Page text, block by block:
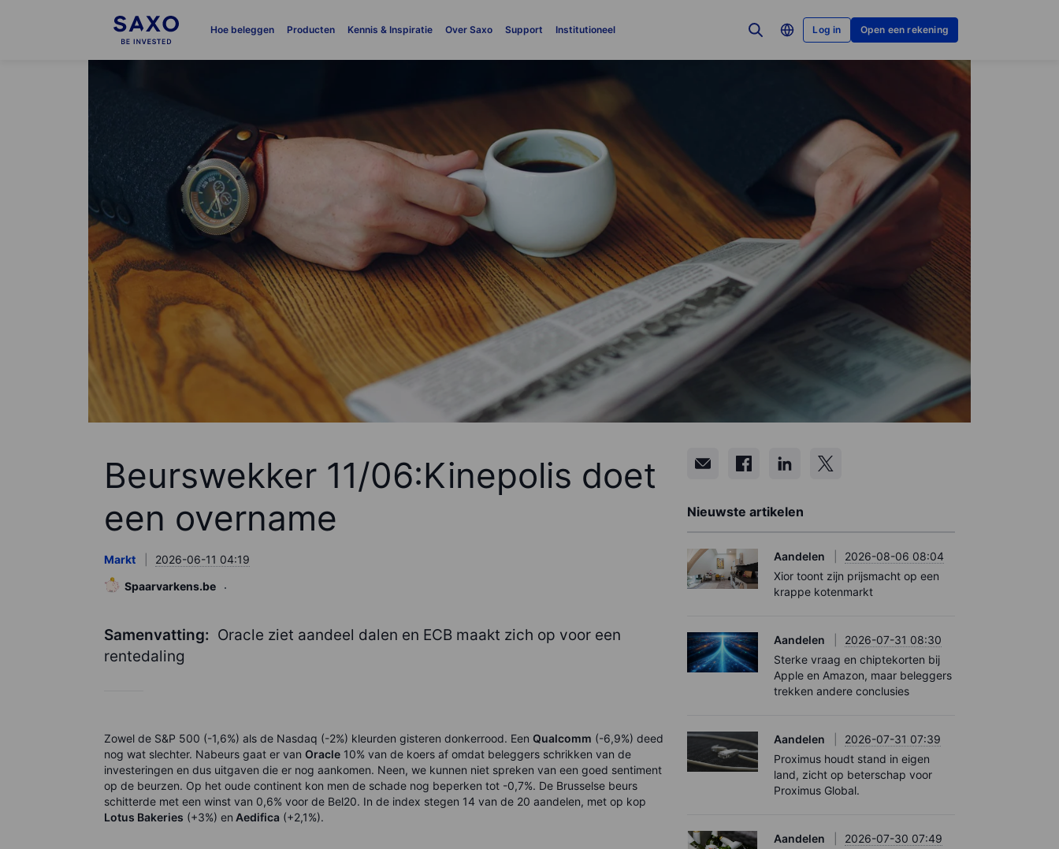
Hoe beleggen Producten Kennis & Inspiratie Over Saxo Support Institutioneel Log in Open een rekening
Beurswekker 11/06:Kinepolis doet
een overname
Markt
2026-06-11 04:19
Spaarvarkens.be
Samenvatting: Oracle ziet aandeel dalen en ECB maakt zich op voor een
rentedaling
Zowel de S&P 500 (-1,6%) als de Nasdaq (-2%) kleurden gisteren donkerrood. Een Qualcomm (-6,9%) deed
nog wat slechter. Nabeurs gaat er van Oracle 10% van de koers af omdat beleggers schrikken van de
investeringen en dus uitgaven die er nog aankomen. Neen, we kunnen niet spreken van een goed sentiment
op de beurzen. Op het oude continent kon men de schade nog beperken tot -0,7%. De Brusselse beurs
schitterde met een winst van 0,6% voor de Bel20. In de index stegen 14 van de 20 aandelen, met op kop
Lotus Bakeries (+3%) en Aedifica (+2,1%).
Nieuwste artikelen
Aandelen
2026-08-06 08:04
Xior toont zijn prijsmacht op een
krappe kotenmarkt
Aandelen
2026-07-31 08:30
Sterke vraag en chiptekorten bij
Apple en Amazon, maar beleggers
trekken andere conclusies
Aandelen
2026-07-31 07:39
Proximus houdt stand in eigen
land, zicht op beterschap voor
Proximus Global.
Aandelen
2026-07-30 07:49